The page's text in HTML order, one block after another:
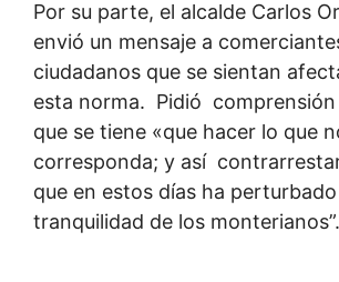
Por su parte, el alcalde Carlos
envió un mensaje a
ciudadanos que se sientan
esta norma. Pidió comprensión
que se tiene «que hacer lo que
corresponda; y así
que en estos días ha perturbado
tranquilidad de los monterianos”.